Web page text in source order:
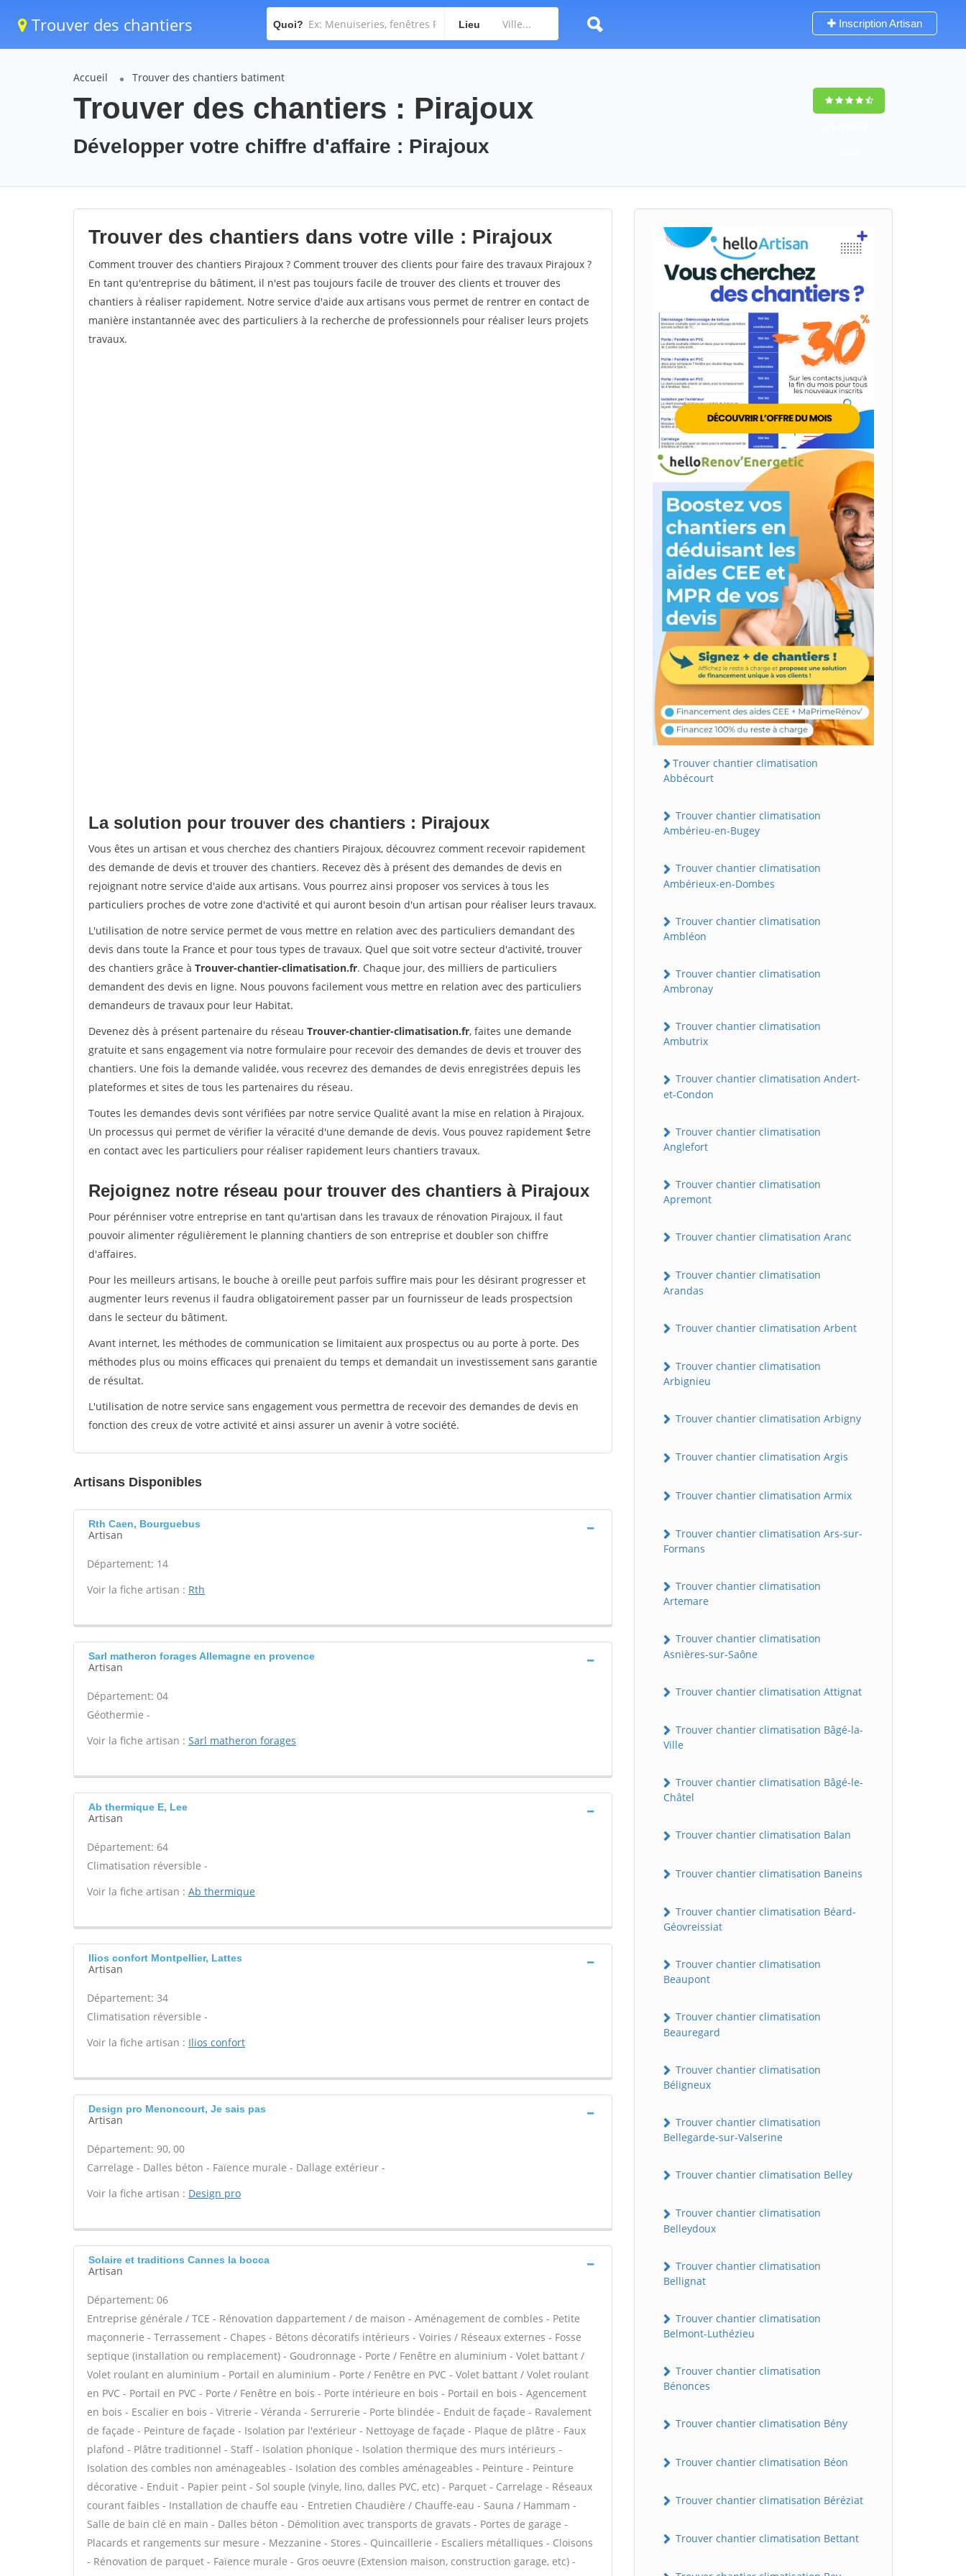
Trouver des chantiers Quoi? Lieu Inscription Artisan
Accueil Trouver des chantiers batiment
Trouver des chantiers : Pirajoux
Développer votre chiffre d'affaire : Pirajoux
Trouver des chantiers dans votre ville : Pirajoux
Comment trouver des chantiers Pirajoux ? Comment trouver des clients pour faire des travaux Pirajoux ?
En tant qu'entreprise du bâtiment, il n'est pas toujours facile de trouver des clients et trouver des
chantiers à réaliser rapidement. Notre service d'aide aux artisans vous permet de rentrer en contact de
manière instantannée avec des particuliers à la recherche de professionnels pour réaliser leurs projets
travaux.
La solution pour trouver des chantiers : Pirajoux
Vous êtes un artisan et vous cherchez des chantiers Pirajoux, découvrez comment recevoir rapidement
des demande de devis et trouver des chantiers. Recevez dès à présent des demandes de devis en
rejoignant notre service d'aide aux artisans. Vous pourrez ainsi proposer vos services à tous les
particuliers proches de votre zone d'activité et qui auront besoin d'un artisan pour réaliser leurs travaux.
L'utilisation de notre service permet de vous mettre en relation avec des particuliers demandant des
devis dans toute la France et pour tous types de travaux. Quel que soit votre secteur d'activité, trouver
des chantiers grâce à Trouver-chantier-climatisation.fr. Chaque jour, des milliers de particuliers
demandent des devis en ligne. Nous pouvons facilement vous mettre en relation avec des particuliers
demandeurs de travaux pour leur Habitat.
Devenez dès à présent partenaire du réseau Trouver-chantier-climatisation.fr, faites une demande
gratuite et sans engagement via notre formulaire pour recevoir des demandes de devis et trouver des
chantiers. Une fois la demande validée, vous recevrez des demandes de devis enregistrées depuis les
plateformes et sites de tous les partenaires du réseau.
Toutes les demandes devis sont vérifiées par notre service Qualité avant la mise en relation à Pirajoux.
Un processus qui permet de vérifier la véracité d'une demande de devis. Vous pouvez rapidement $etre
en contact avec les particuliers pour réaliser rapidement leurs chantiers travaux.
Rejoignez notre réseau pour trouver des chantiers à Pirajoux
Pour pérénniser votre entreprise en tant qu'artisan dans les travaux de rénovation Pirajoux, il faut
pouvoir alimenter régulièrement le planning chantiers de son entreprise et doubler son chiffre
d'affaires.
Pour les meilleurs artisans, le bouche à oreille peut parfois suffire mais pour les désirant progresser et
augmenter leurs revenus il faudra obligatoirement passer par un fournisseur de leads prospectsion
dans le secteur du bâtiment.
Avant internet, les méthodes de communication se limitaient aux prospectus ou au porte à porte. Des
méthodes plus ou moins efficaces qui prenaient du temps et demandait un investissement sans garantie
de résultat.
L'utilisation de notre service sans engagement vous permettra de recevoir des demandes de devis en
fonction des creux de votre activité et ainsi assurer un avenir à votre société.
Artisans Disponibles
Rth Caen, Bourguebus
Artisan
Département: 14
Voir la fiche artisan : Rth
Sarl matheron forages Allemagne en provence
Artisan
Département: 04
Géothermie -
Voir la fiche artisan : Sarl matheron forages
Ab thermique E, Lee
Artisan
Département: 64
Climatisation réversible -
Voir la fiche artisan : Ab thermique
Ilios confort Montpellier, Lattes
Artisan
Département: 34
Climatisation réversible -
Voir la fiche artisan : Ilios confort
Design pro Menoncourt, Je sais pas
Artisan
Département: 90, 00
Carrelage - Dalles béton - Faïence murale - Dallage extérieur -
Voir la fiche artisan : Design pro
Solaire et traditions Cannes la bocca
Artisan
Département: 06
Entreprise générale / TCE - Rénovation dappartement / de maison - Aménagement de combles - Petite
maçonnerie - Terrassement - Chapes - Bétons décoratifs intérieurs - Voiries / Réseaux externes - Fosse
septique (installation ou remplacement) - Goudronnage - Porte / Fenêtre en aluminium - Volet battant /
Volet roulant en aluminium - Portail en aluminium - Porte / Fenêtre en PVC - Volet battant / Volet roulant
en PVC - Portail en PVC - Porte / Fenêtre en bois - Porte intérieure en bois - Portail en bois - Agencement
en bois - Escalier en bois - Vitrerie - Véranda - Serrurerie - Porte blindée - Enduit de façade - Ravalement
de façade - Peinture de façade - Isolation par l'extérieur - Nettoyage de façade - Plaque de plâtre - Faux
plafond - Plâtre traditionnel - Staff - Isolation phonique - Isolation thermique des murs intérieurs -
Isolation des combles non aménageables - Isolation des combles aménageables - Peinture - Peinture
décorative - Enduit - Papier peint - Sol souple (vinyle, lino, dalles PVC, etc) - Parquet - Carrelage - Réseaux
courant faibles - Installation de chauffe eau - Entretien Chaudière / Chauffe-eau - Sauna / Hammam -
Salle de bain clé en main - Dalles béton - Démolition avec transports de gravats - Portes de garage -
Placards et rangements sur mesure - Mezzanine - Stores - Quincaillerie - Escaliers métalliques - Cloisons
- Rénovation de parquet - Faïence murale - Gros oeuvre (Extension maison, construction garage, etc) -
Trouver chantier climatisation
Abbécourt
Trouver chantier climatisation
Ambérieu-en-Bugey
Trouver chantier climatisation
Ambérieux-en-Dombes
Trouver chantier climatisation
Ambléon
Trouver chantier climatisation
Ambronay
Trouver chantier climatisation
Ambutrix
Trouver chantier climatisation Andert-
et-Condon
Trouver chantier climatisation
Anglefort
Trouver chantier climatisation
Apremont
Trouver chantier climatisation Aranc
Trouver chantier climatisation
Arandas
Trouver chantier climatisation Arbent
Trouver chantier climatisation
Arbignieu
Trouver chantier climatisation Arbigny
Trouver chantier climatisation Argis
Trouver chantier climatisation Armix
Trouver chantier climatisation Ars-sur-
Formans
Trouver chantier climatisation
Artemare
Trouver chantier climatisation
Asnières-sur-Saône
Trouver chantier climatisation Attignat
Trouver chantier climatisation Bâgé-la-
Ville
Trouver chantier climatisation Bâgé-le-
Châtel
Trouver chantier climatisation Balan
Trouver chantier climatisation Baneins
Trouver chantier climatisation Béard-
Géovreissiat
Trouver chantier climatisation
Beaupont
Trouver chantier climatisation
Beauregard
Trouver chantier climatisation
Béligneux
Trouver chantier climatisation
Bellegarde-sur-Valserine
Trouver chantier climatisation Belley
Trouver chantier climatisation
Belleydoux
Trouver chantier climatisation
Bellignat
Trouver chantier climatisation
Belmont-Luthézieu
Trouver chantier climatisation
Bénonces
Trouver chantier climatisation Bény
Trouver chantier climatisation Béon
Trouver chantier climatisation Béréziat
Trouver chantier climatisation Bettant